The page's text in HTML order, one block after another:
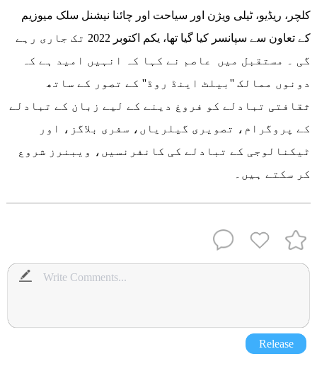
کلچر، ریڈیو، ٹیلی ویژن اور سیاحت اور چائنا نیشنل سلک میوزیم
کے تعاون سے سپانسر کیا گیا تھا، یکم اکتوبر 2022 تک جاری رہے
گی ۔ مستقبل میں عاصم نے کہا کہ انہیں امید ہے کہ
دونوں ممالک ''بیلٹ اینڈ روڈ'' کے تصور کے ساتھ
ثقافتی تبادلے کو فروغ دینے کے لیے زبان کے تبادلے
کے پروگرام، تصویری گیلریاں، سفری بلاگز، اور
ٹیکنالوجی کے تبادلے کی کانفرنسیں، ویبنرز شروع
کر سکتے ہیں۔
Release